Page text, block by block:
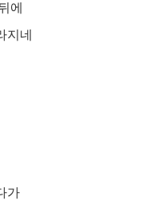
에
지네
가